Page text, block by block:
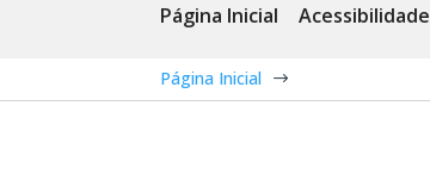
Página Inicial Acessibilidade
Página Inicial $